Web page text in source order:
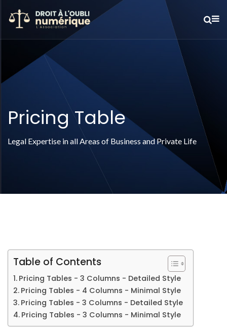
Pricing Table
Legal Expertise in all Areas of Business and Private Life
Table of Contents
Pricing Tables - 3 Columns - Detailed Style
Pricing Tables - 4 Columns - Minimal Style
Pricing Tables - 3 Columns - Detailed Style
Pricing Tables - 3 Columns - Minimal Style